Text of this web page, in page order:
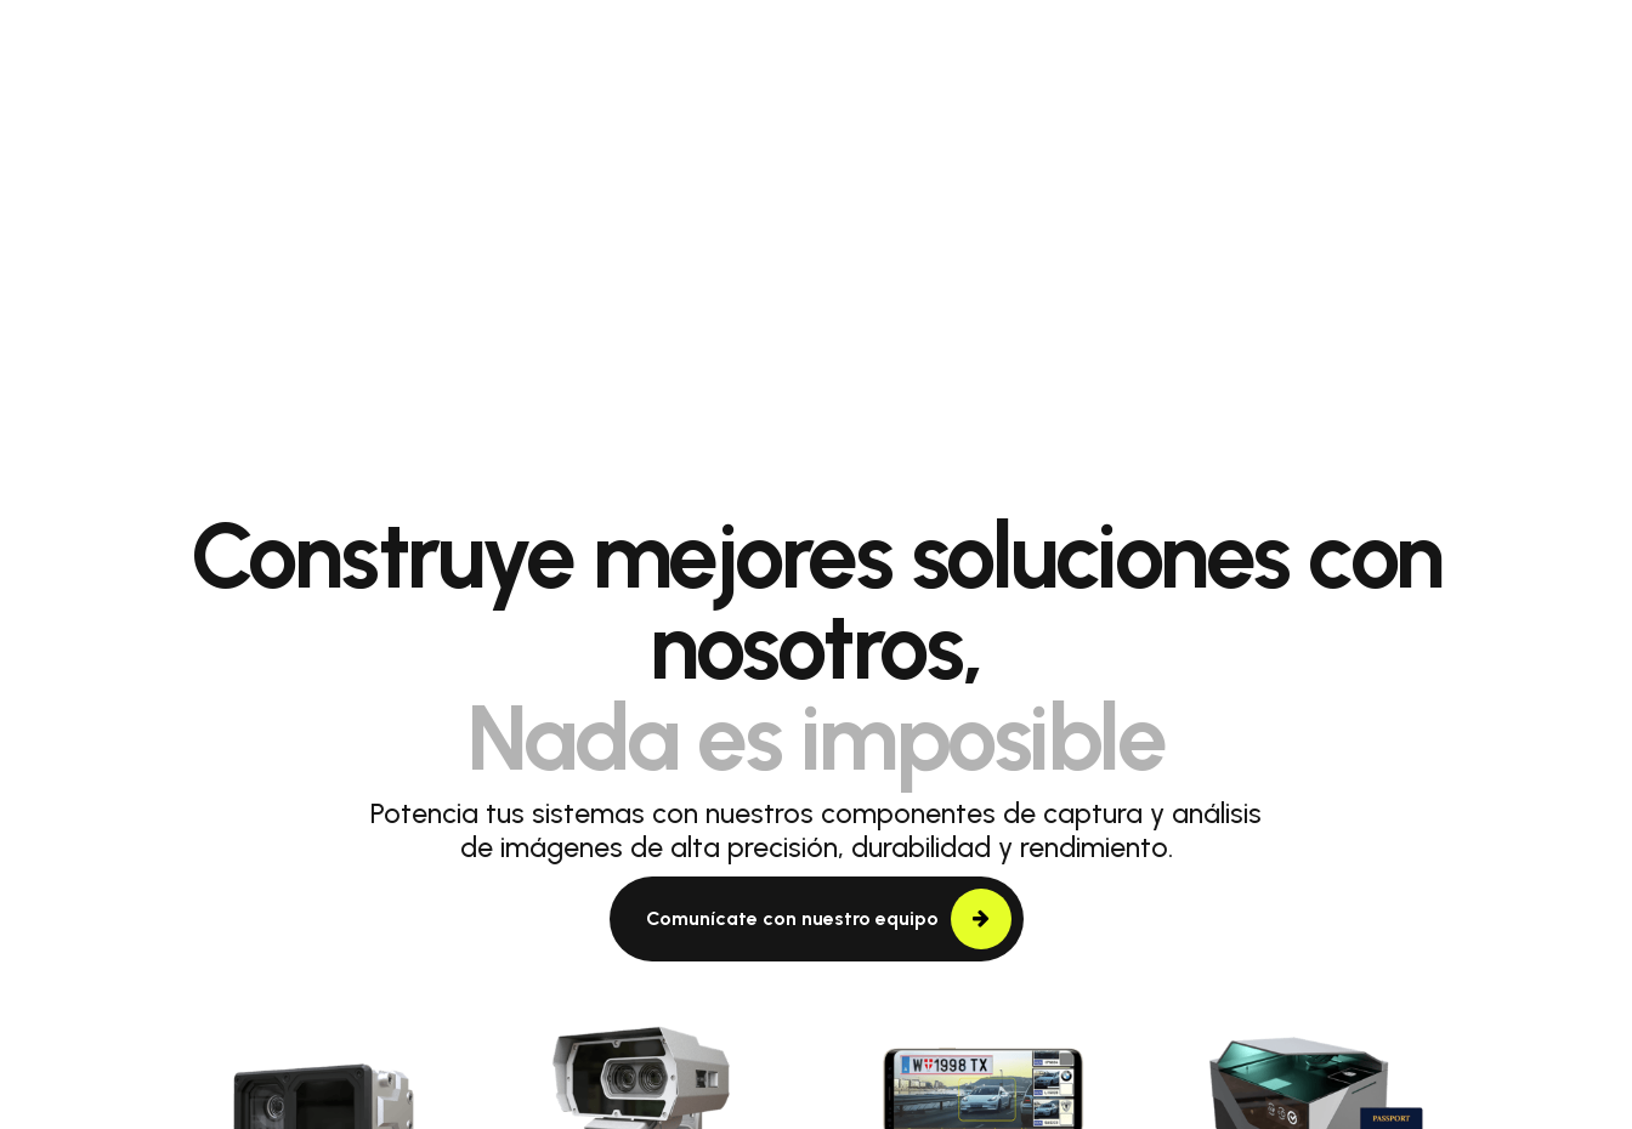
Construye mejores soluciones con
nosotros,
Nada es imposible
Potencia tus sistemas con nuestros componentes de captura y análisis
de imágenes de alta precisión, durabilidad y rendimiento.
Comunícate con nuestro equipo